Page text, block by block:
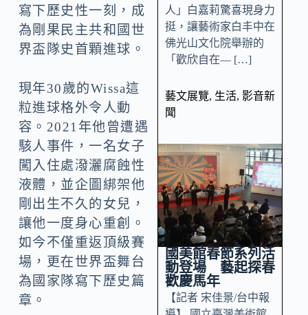
寫下歷史性一刻，成
為剛果民主共和國世
界盃隊史首顆進球。
現年30歲的Wissa這
粒進球格外令人動
容。2021年他曾遭遇
駭人事件，一名女子
闖入住處潑灑腐蝕性
液體，並企圖綁架他
剛出生不久的女兒，
讓他一度身心重創。
如今不僅重返頂級賽
場，更在世界盃舞台
為國家隊寫下歷史篇
章。
人」白嘉莉驚喜現身力
挺，讓藝術家白丰中在
佛光山文化院舉辦的
「歡欣自在— […]
藝文展覽, 生活, 影音新
聞
國美館春節系列活
動登場 藝起探春
歡慶馬年
【記者 宋佳景/台中報